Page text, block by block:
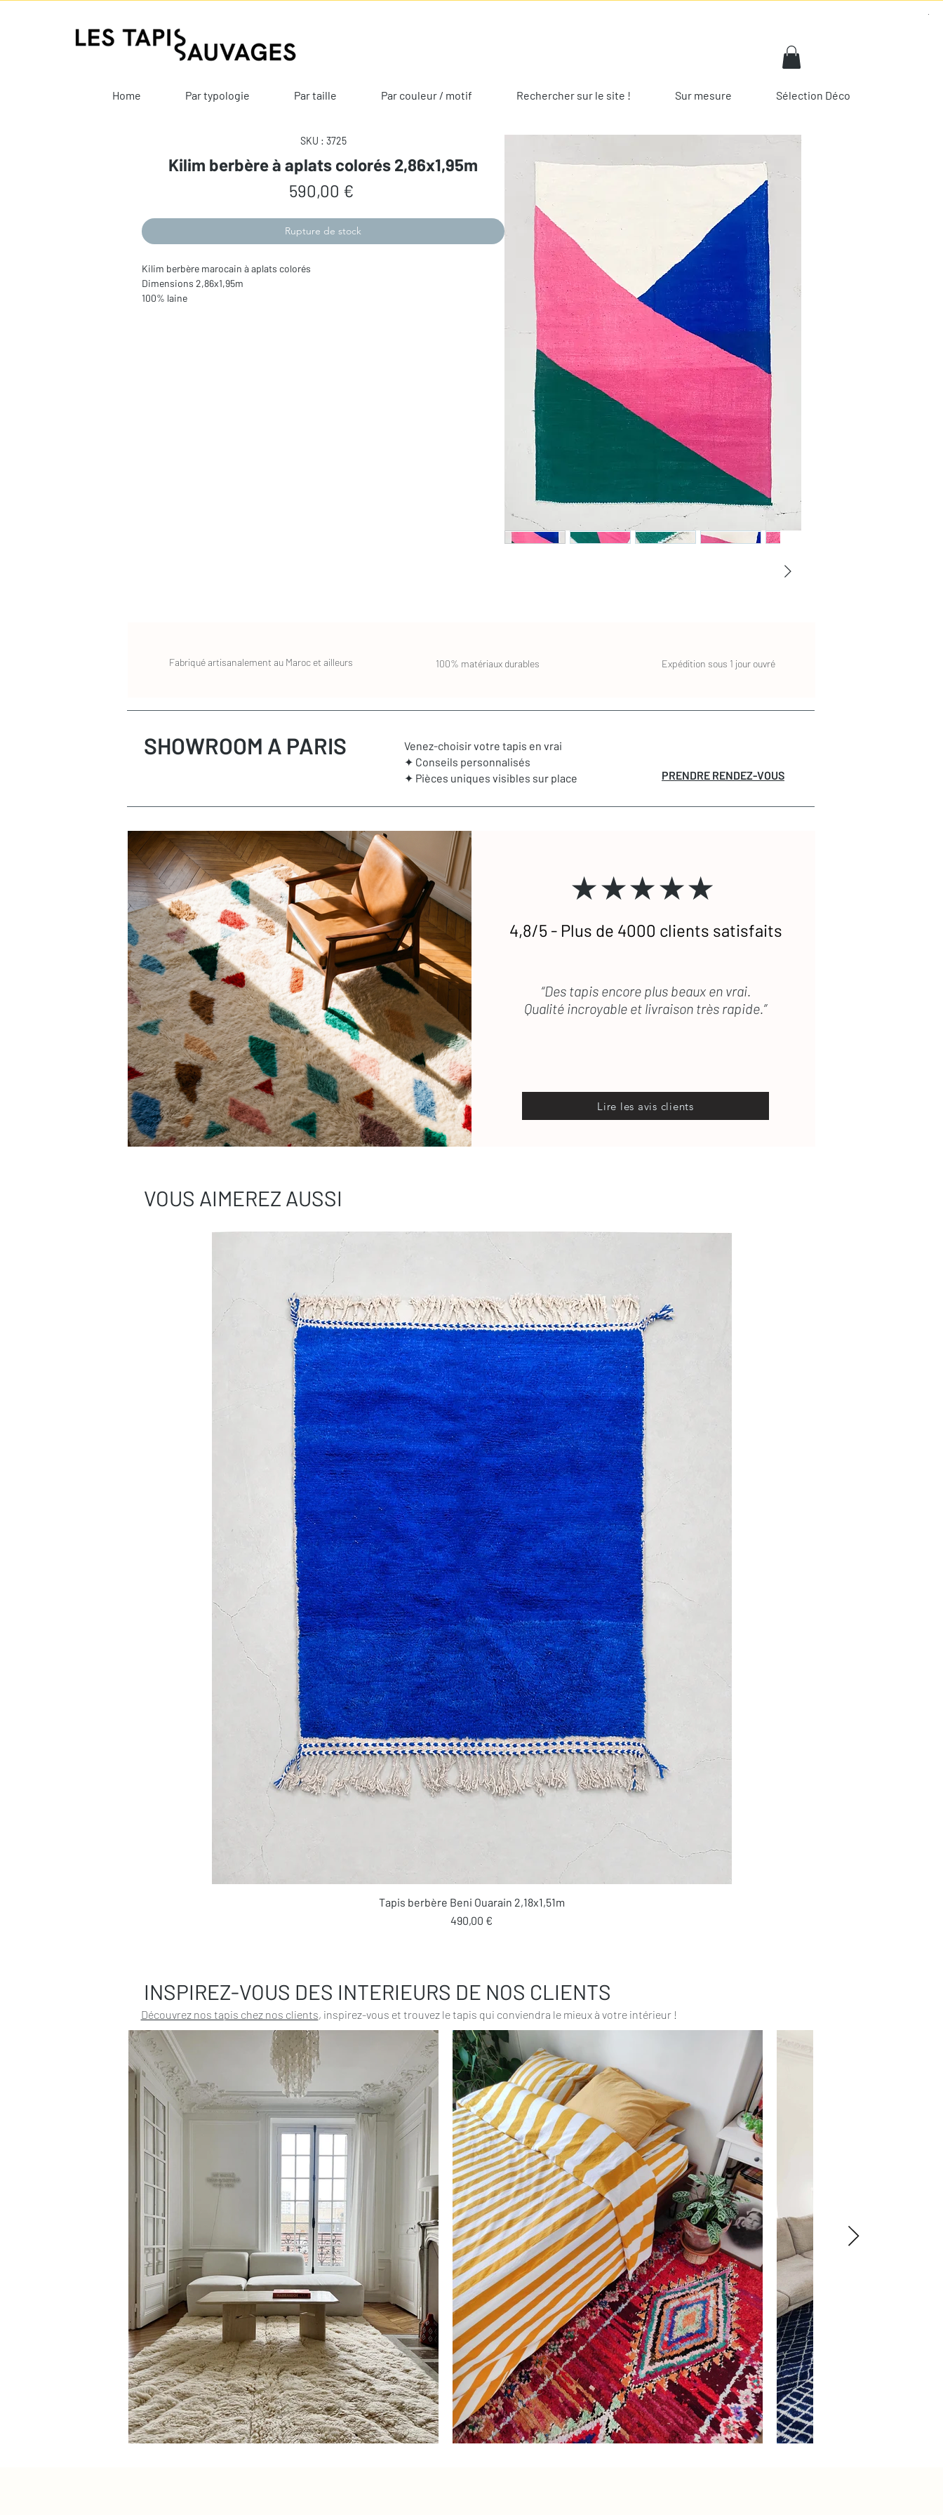
Home Par typologie Par taille Par couleur / motif Rechercher sur le site ! Sur mesure Sélection Déco
SKU : 3725
Kilim berbère à aplats colorés 2,86x1,95m
590,00 €
Rupture de stock
Kilim berbère marocain à aplats colorés
Dimensions 2,86x1,95m
100% laine
Fabriqué artisanalement au Maroc et ailleurs 100% matériaux durables Expédition sous 1 jour ouvré
SHOWROOM A PARIS
Venez-choisir votre tapis en vrai
✦ Conseils personnalisés
✦ Pièces uniques visibles sur place
PRENDRE RENDEZ-VOUS
★★★★★
4,8/5 - Plus de 4000 clients satisfaits
“Des tapis encore plus beaux en vrai.
Qualité incroyable et livraison très rapide.”
Lire les avis clients
VOUS AIMEREZ AUSSI
Aperçu rapide
Tapis berbère Beni Ouarain 2,18x1,51m
Prix
490,00 €
INSPIREZ-VOUS DES INTERIEURS DE NOS CLIENTS
Découvrez nos tapis chez nos clients, inspirez-vous et trouvez le tapis qui conviendra le mieux à votre intérieur !